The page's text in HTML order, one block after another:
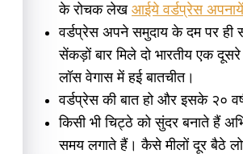
के रोचक लेख आईये वर्डप्रेस अपनायें
वर्डप्रेस अपने समुदाय के दम पर ही
सेंकड़ों बार मिले दो भारतीय एक
लॉस वेगास में हई बातचीत।
वर्डप्रेस की बात हो और इसके २०
किसी भी चिट्ठे को सुंदर बनाते हैं
समय लगाते हैं। कैसे मीलों दूर बैठे